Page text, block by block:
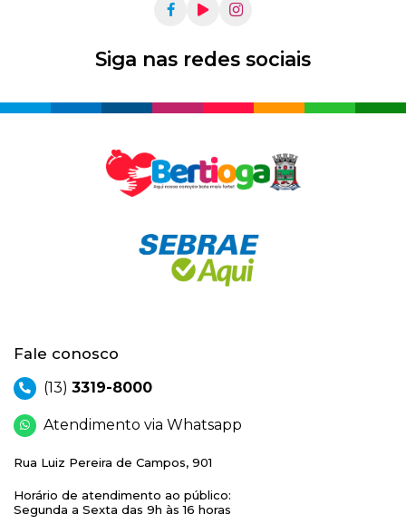
Siga nas redes sociais
Fale conosco
(13) 3319-8000
Atendimento via Whatsapp
Rua Luiz Pereira de Campos, 901
Horário de atendimento ao público:
Segunda a Sexta das 9h às 16 horas